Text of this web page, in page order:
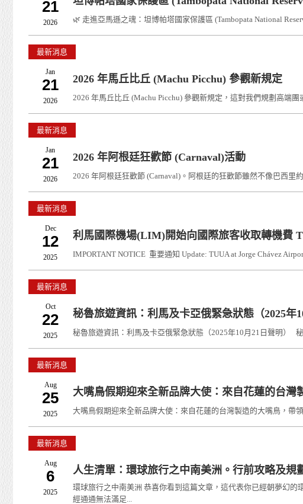
21
2026 🌿 走進亞馬遜之魂：坦博帕塔國家保護區 (Tambopata National
最新消息
Jan
21
2026
2026 年馬丘比丘 (Machu Picchu) 參觀新規定
2026 年馬丘比丘 (Machu Picchu) 參觀新規定，這對我們規劃高端
最新消息
Jan
21
2026
2026 年阿根廷狂歡節 (Carnaval)活動
2026 年阿根廷狂歡節 (Carnaval)。阿根廷的狂歡節雖然不像巴西
最新消息
Dec
12
2025
利馬國際機場(LIM)開始向國際旅客收取轉機費
IMPORTANT NOTICE 重要通知 Update: TUUA at Jorge Chávez
最新消息
Oct
22
2025
秘魯旅遊資訊：利馬及卡亞俄緊急狀態（2025年
秘魯旅遊資訊：利馬及卡亞俄緊急狀態（2025年10月21日聲明）
最新消息
Aug
25
2025
大嘴鳥假期迎來全新品牌大使：來自花蓮的台
大嘴鳥假期迎來全新品牌大使：來自花蓮的台灣製造的大嘴鳥，帶
最新消息
Aug
6
2025
人生清單：環球旅行之中南美洲。行前攻略及
環球旅行之中南美洲 恭喜你看到這篇文章，這代表你已經朝夢幻
經通通無法滿足...